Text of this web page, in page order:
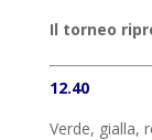
Il torneo
12.40
Verde, gialla,